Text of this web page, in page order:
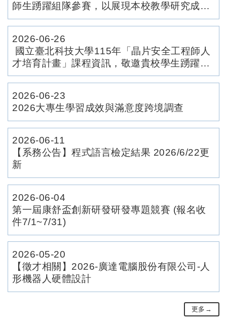
師生踴躍組隊參賽，以展現本校教學研究成果
與創新能量，為校爭光
2026-06-26
國立臺北科技大學115年「晶片安全工程師人
才培育計畫」課程資訊，敬邀貴校學生踴躍報
名參加。
2026-06-23
2026大專生學習成效與滿意度跨境調查
2026-06-11
【系務公告】程式語言檢定結果 2026/6/22更
新
2026-06-04
第一屆康舒盃創新研發研發專題競賽 (報名收
件7/1~7/31)
2026-05-20
【徵才相關】2026-廣達電腦股份有限公司-人
形機器人硬體設計
更多→